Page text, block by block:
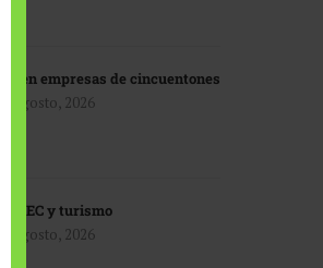
IA en empresas de cincuentones
3 agosto, 2026
TMEC y turismo
3 agosto, 2026